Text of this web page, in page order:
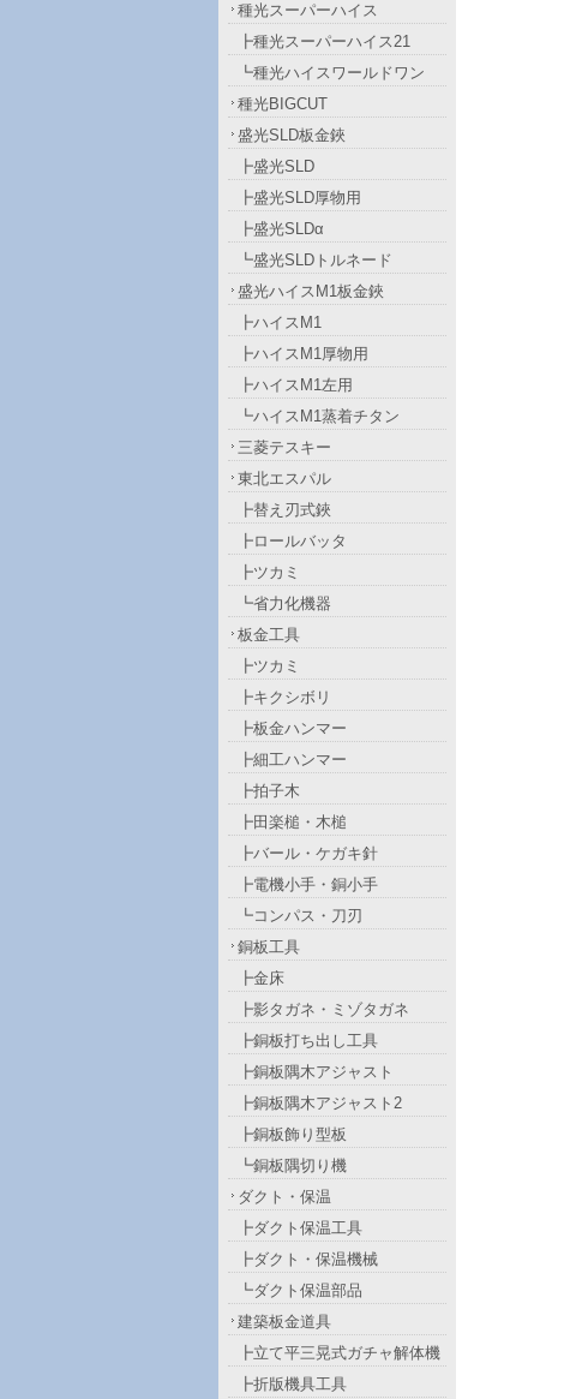
種光スーパーハイス
┣種光スーパーハイス21
┗種光ハイスワールドワン
種光BIGCUT
盛光SLD板金鋏
┣盛光SLD
┣盛光SLD厚物用
┣盛光SLDα
┗盛光SLDトルネード
盛光ハイスM1板金鋏
┣ハイスM1
┣ハイスM1厚物用
┣ハイスM1左用
┗ハイスM1蒸着チタン
三菱テスキー
東北エスパル
┣替え刃式鋏
┣ロールバッタ
┣ツカミ
┗省力化機器
板金工具
┣ツカミ
┣キクシボリ
┣板金ハンマー
┣細工ハンマー
┣拍子木
┣田楽槌・木槌
┣バール・ケガキ針
┣電機小手・銅小手
┗コンパス・刀刃
銅板工具
┣金床
┣影タガネ・ミゾタガネ
┣銅板打ち出し工具
┣銅板隅木アジャスト
┣銅板隅木アジャスト2
┣銅板飾り型板
┗銅板隅切り機
ダクト・保温
┣ダクト保温工具
┣ダクト・保温機械
┗ダクト保温部品
建築板金道具
┣立て平三晃式ガチャ解体機
┣折版機具工具